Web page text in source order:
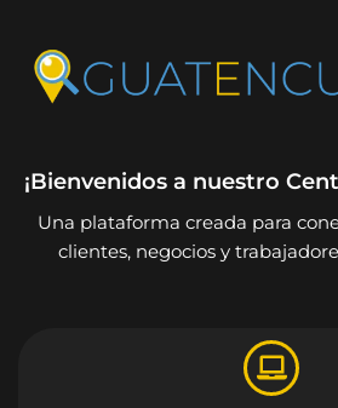
¡Bienvenidos a nuestro
Una plataforma creada para
clientes, negocios y